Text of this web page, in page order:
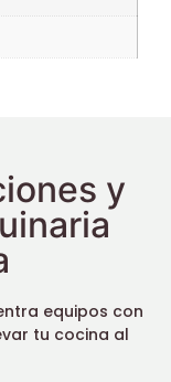
y
equipos con
tu cocina al